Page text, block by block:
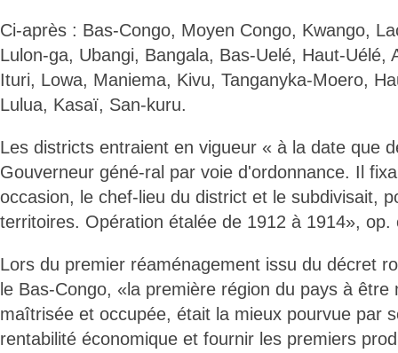
Ci-après : Bas-Congo, Moyen Congo, Kwango,
Lulon-ga, Ubangi, Bangala, Bas-Uelé, Haut-Uélé,
Ituri, Lowa, Maniema, Kivu, Tanganyka-Moero,
Lulua, Kasaï, San-kuru.
Les districts entraient en vigueur « à la date que
Gouverneur géné-ral par voie d'ordonnance. Il
occasion, le chef-lieu du district et le subdivisait,
territoires. Opération étalée de 1912 à 1914», op.
Lors du premier réaménagement issu du décret
le Bas-Congo, «la première région du pays à être
maîtrisée et occupée, était la mieux pourvue par
rentabilité économique et fournir les premiers